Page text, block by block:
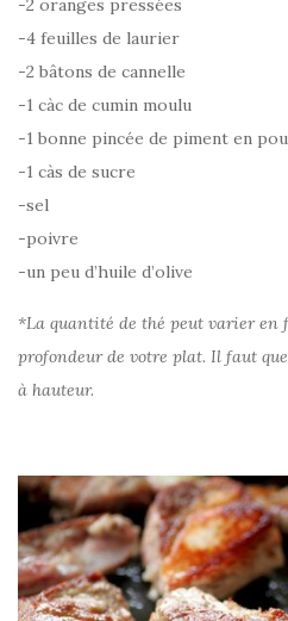
-2 oranges pressées
-4 feuilles de laurier
-2 bâtons de cannelle
-1 càc de cumin moulu
-1 bonne pincée de piment en
-1 càs de sucre
-sel
-poivre
-un peu d’huile d’olive
*La quantité de thé peut varier
profondeur de votre plat. Il faut
à hauteur.